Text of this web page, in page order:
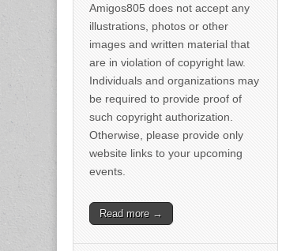
Amigos805 does not accept any
illustrations, photos or other
images and written material that
are in violation of copyright law.
Individuals and organizations may
be required to provide proof of
such copyright authorization.
Otherwise, please provide only
website links to your upcoming
events.
Read more →